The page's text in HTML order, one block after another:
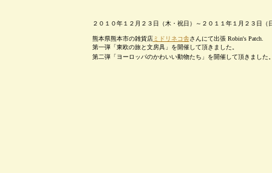
２０１０年１２月２３日（木・祝日）～２０１１年１月２３日（
熊本県熊本市の雑貨店ミドリネコ舎さんにて出張 Robin's Patch.
第一弾「東欧の旅と文房具」を開催して頂きました。
第二弾「ヨーロッパのかわいい動物たち」を開催して頂きました